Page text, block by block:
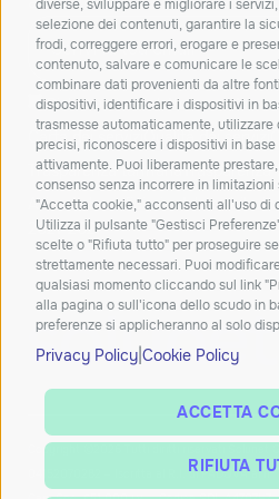
diverse, sviluppare e migliorare i
selezione dei contenuti, garantire la
frodi, correggere errori, erogare e
contenuto, salvare e comunicare le
combinare dati provenienti da altre
dispositivi, identificare i dispositivi in
trasmesse automaticamente,
precisi, riconoscere i dispositivi in
attivamente. Puoi liberamente
consenso senza incorrere in
"Accetta cookie," acconsenti all'uso di
Utilizza il pulsante "Gestisci
scelte o "Rifiuta tutto" per proseguire
strettamente necessari. Puoi
qualsiasi momento cliccando sul link
alla pagina o sull'icona dello scudo in
preferenze si applicheranno al solo
Privacy Policy Cookie Policy
ACCETTA
RIFIUTA
Dichiaro di aver letto e accetto la
Carta dei serviziQualità dei servizi
Trasparenza tariffariaTrasparenza
Azienda beneficiaria del contributo
2021-2027
Copyright ©2026 Tutti diritti riservati Solunet
04152070282 – Iscritta al R.I. di PADOVA al